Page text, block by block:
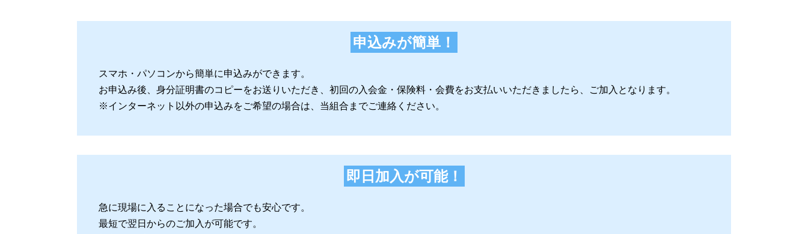
申込みが簡単！
スマホ・パソコンから簡単に申込みができます。
お申込み後、身分証明書のコピーをお送りいただき、初回の入会金・保険料・会費をお支払いいただきましたら、ご加入となります。
※インターネット以外の申込みをご希望の場合は、当組合までご連絡ください。
即日加入が可能！
急に現場に入ることになった場合でも安心です。
最短で翌日からのご加入が可能です。